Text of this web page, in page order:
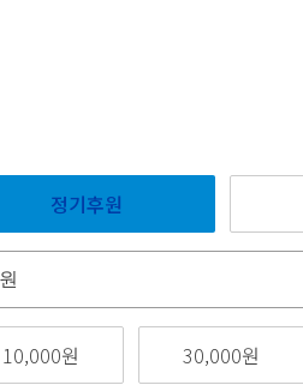
정기후원
10,000원 30,000원